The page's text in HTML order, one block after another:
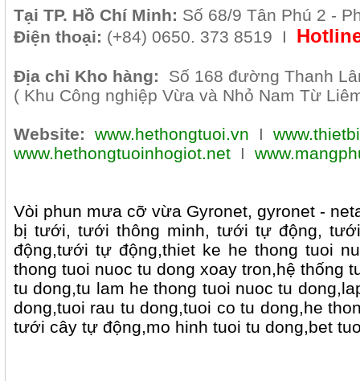
Tại TP. Hồ Chí Minh: Số 68/9 Tân Phú 2 -
Điện thoại: (+84) 0650. 373 8519 I
Địa chỉ Kho hàng:
Số 168 đường Thanh
( Khu Công nghiệp Vừa và Nhỏ Nam Từ
Website: www.hethongtuoi.vn I
www.hethongtuoinhogiot.net
I
Vòi phun mưa cỡ vừa Gyronet, gyronet -
bị tưới, tưới thông minh, tưới tự động,
động,tưới tự động,thiet ke he thong tuoi
thong tuoi nuoc tu dong xoay tron,hệ thống
tu dong,tu lam he thong tuoi nuoc tu
dong,tuoi rau tu dong,tuoi co tu dong,he
tưới cây tự động,mo hinh tuoi tu dong,bet